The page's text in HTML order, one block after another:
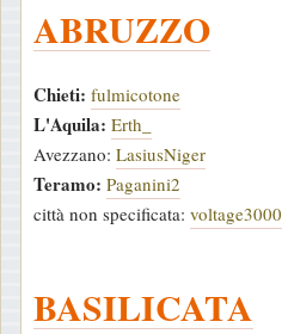
ABRUZZO
Chieti: fulmicotone
L'Aquila: Erth_
Avezzano: LasiusNiger
Teramo: Paganini2
città non specificata: voltage3000
BASILICATA